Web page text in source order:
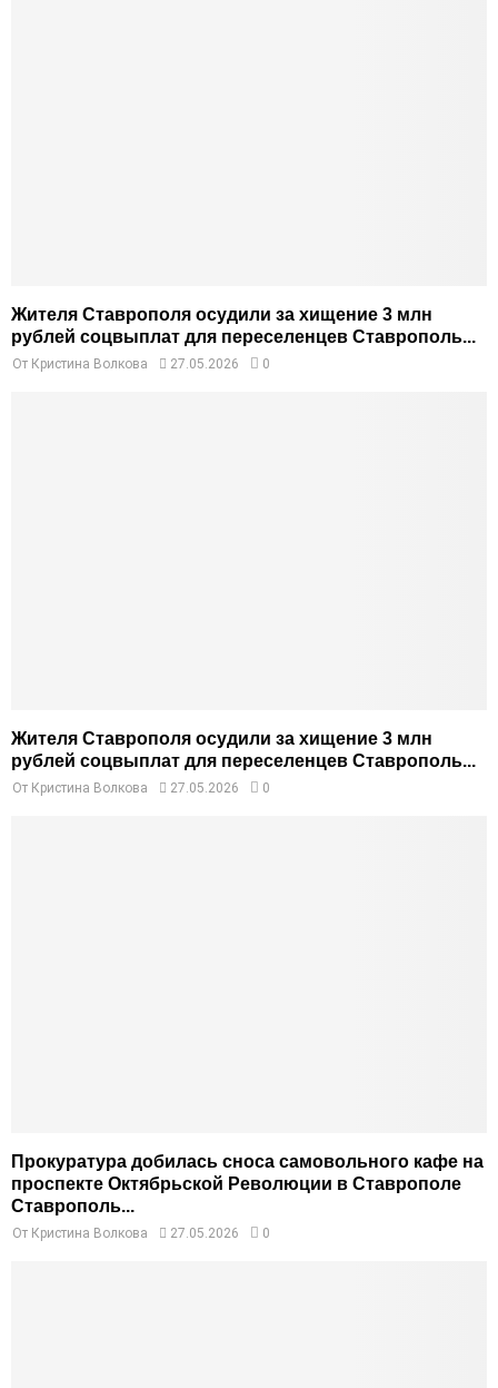
Жителя Ставрополя осудили за хищение 3 млн
рублей соцвыплат для переселенцев Ставрополь...
От Кристина Волкова 27.05.2026 0
Жителя Ставрополя осудили за хищение 3 млн
рублей соцвыплат для переселенцев Ставрополь...
От Кристина Волкова 27.05.2026 0
Прокуратура добилась сноса самовольного кафе на
проспекте Октябрьской Революции в Ставрополе
Ставрополь...
От Кристина Волкова 27.05.2026 0